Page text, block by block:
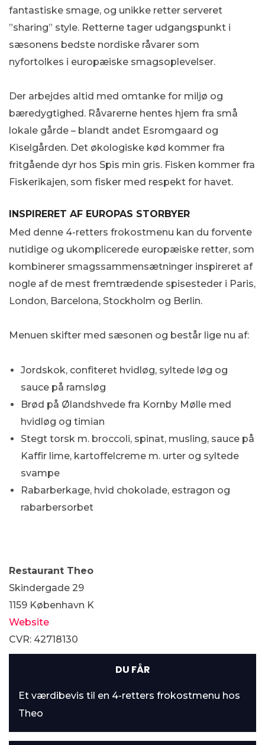
fantastiske smage, og unikke retter serveret
”sharing” style. Retterne tager udgangspunkt i
sæsonens bedste nordiske råvarer som
nyfortolkes i europæiske smagsoplevelser.
Der arbejdes altid med omtanke for miljø og
bæredygtighed. Råvarerne hentes hjem fra små
lokale gårde – blandt andet Esromgaard og
Kiselgården. Det økologiske kød kommer fra
fritgående dyr hos Spis min gris. Fisken kommer fra
Fiskerikajen, som fisker med respekt for havet.
INSPIRERET AF EUROPAS STORBYER
Med denne 4-retters frokostmenu kan du forvente
nutidige og ukomplicerede europæiske retter, som
kombinerer smagssammensætninger inspireret af
nogle af de mest fremtrædende spisesteder i Paris,
London, Barcelona, Stockholm og Berlin.
Menuen skifter med sæsonen og består lige nu af:
Jordskok, confiteret hvidløg, syltede løg og
sauce på ramsløg
Brød på Ølandshvede fra Kornby Mølle med
hvidløg og timian
Stegt torsk m. broccoli, spinat, musling, sauce på
Kaffir lime, kartoffelcreme m. urter og syltede
svampe
Rabarberkage, hvid chokolade, estragon og
rabarbersorbet
Restaurant Theo
Skindergade 29
1159 København K
Website
CVR: 42718130
DU FÅR
Et værdibevis til en 4-retters frokostmenu hos
Theo